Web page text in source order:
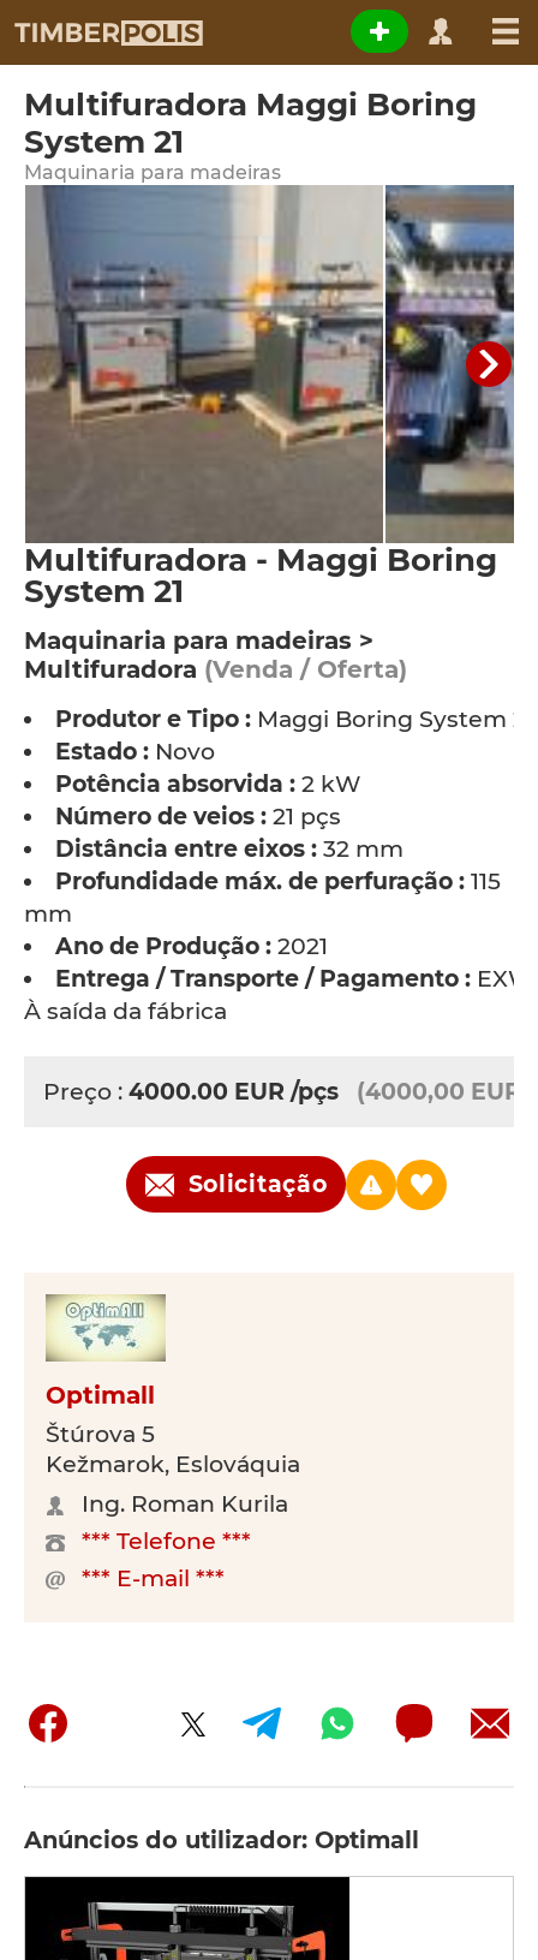
Multifuradora Maggi Boring
System 21
Maquinaria para madeiras
Multifuradora - Maggi Boring
System 21
Maquinaria para madeiras >
Multifuradora (Venda / Oferta)
Produtor e Tipo : Maggi Boring System 21
Estado : Novo
Potência absorvida : 2 kW
Número de veios : 21 pçs
Distância entre eixos : 32 mm
Profundidade máx. de perfuração : 115
mm
Ano de Produção : 2021
Entrega / Transporte / Pagamento : EXW
À saída da fábrica
Preço : 4000.00 EUR /pçs (4000,00 EUR)
Solicitação
Optimall
Štúrova 5
Kežmarok, Eslováquia
Ing. Roman Kurila
*** Telefone ***
*** E-mail ***
Anúncios do utilizador: Optimall